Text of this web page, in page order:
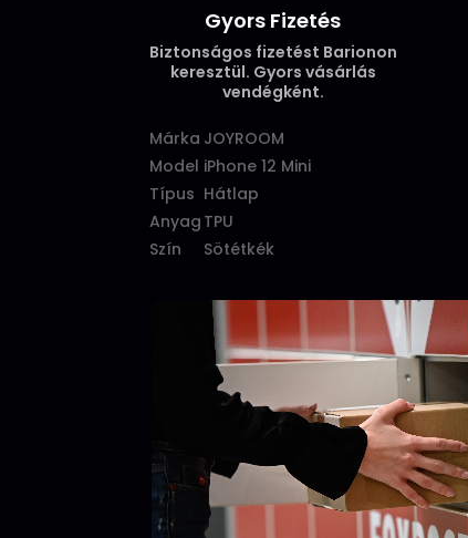
Gyors Fizetés
Biztonságos fizetést Barionon
keresztül. Gyors vásárlás
vendégként.
Márka JOYROOM
Model iPhone 12 Mini
Típus Hátlap
Anyag TPU
Szín
Sötétkék